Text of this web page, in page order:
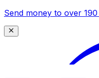
Send money to over